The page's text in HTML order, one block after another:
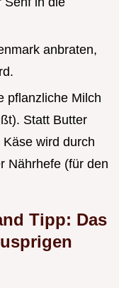
anbraten,
pflanzliche Milch
Statt Butter
wird durch
Nährhefe (für den
Tipp: Das